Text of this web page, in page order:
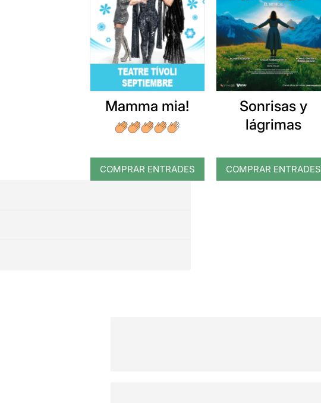
Mamma mia!
COMPRAR ENTRADES
Sonrisas y
lágrimas
COMPRAR ENTRADES